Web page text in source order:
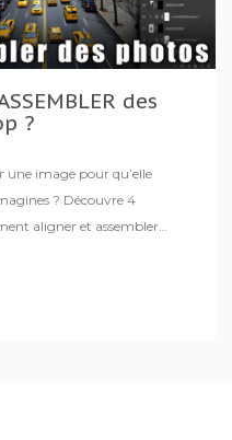
des
?
une image pour qu’elle
? Découvre 4
aligner et assembler